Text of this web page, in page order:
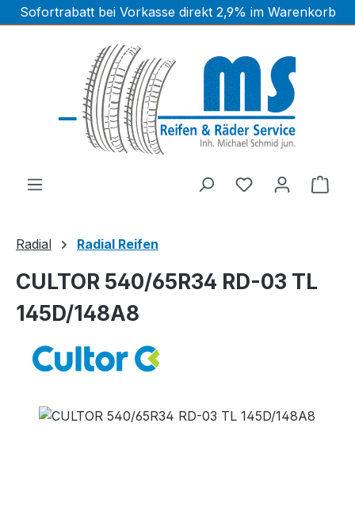
Zum Hauptinhalt springen
Sofortrabatt bei Vorkasse direkt 2,9% im Warenkorb
Radial Radial Reifen
CULTOR 540/65R34 RD-03 TL
145D/148A8
Bildergalerie überspringen